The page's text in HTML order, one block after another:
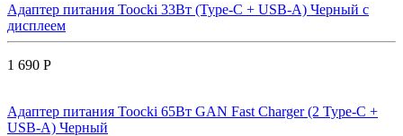
Адаптер питания Toocki 33Вт (Type-C + USB-A) Черный с
дисплеем
1 690 Р
Адаптер питания Toocki 65Вт GAN Fast Charger (2 Type-C +
USB-A) Черный